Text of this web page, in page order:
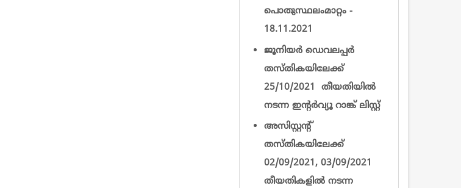
പൊതുസ്ഥലംമാറ്റം -
18.11.2021
ജൂനിയർ ഡെവലപ്പർ
തസ്തികയിലേക്ക്
25/10/2021 തീയതിയിൽ
നടന്ന ഇന്റര്‍വ്യൂ റാങ്ക് ലിസ്റ്റ്
അസിസ്റ്റന്റ്
തസ്തികയിലേക്ക്
02/09/2021, 03/09/2021
തീയതികളിൽ നടന്ന